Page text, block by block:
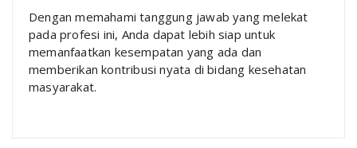
Dengan memahami tanggung jawab yang melekat
pada profesi ini, Anda dapat lebih siap untuk
memanfaatkan kesempatan yang ada dan
memberikan kontribusi nyata di bidang kesehatan
masyarakat.